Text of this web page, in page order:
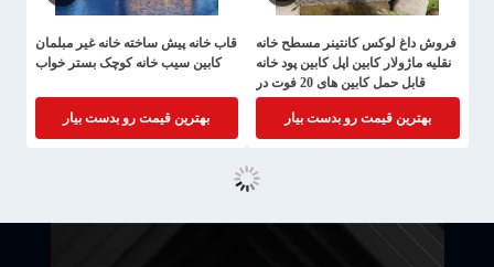
فروش داغ لوکس کانتینر مسطح خانه
نقلیه ماژولار کابین اپل کابین پود خانه
قابل حمل کابین های 20 فوت در
فضای باز دفتر کافه فروشگاه برای
فروشبهترین قیمت رو بدست بیار
قاب خانه پیش ساخته خانه غیر مبلمان
کابین سیب خانه کوچک بستر خواب
بهترین قیمت رو بدست بیار